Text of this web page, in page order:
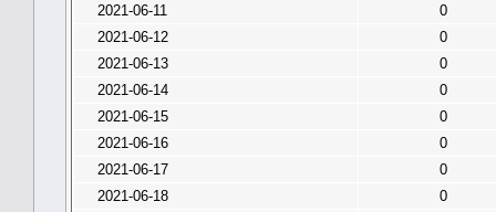
2021-06-11
0
2021-06-12
0
2021-06-13
0
2021-06-14
0
2021-06-15
0
2021-06-16
0
2021-06-17
0
2021-06-18
0